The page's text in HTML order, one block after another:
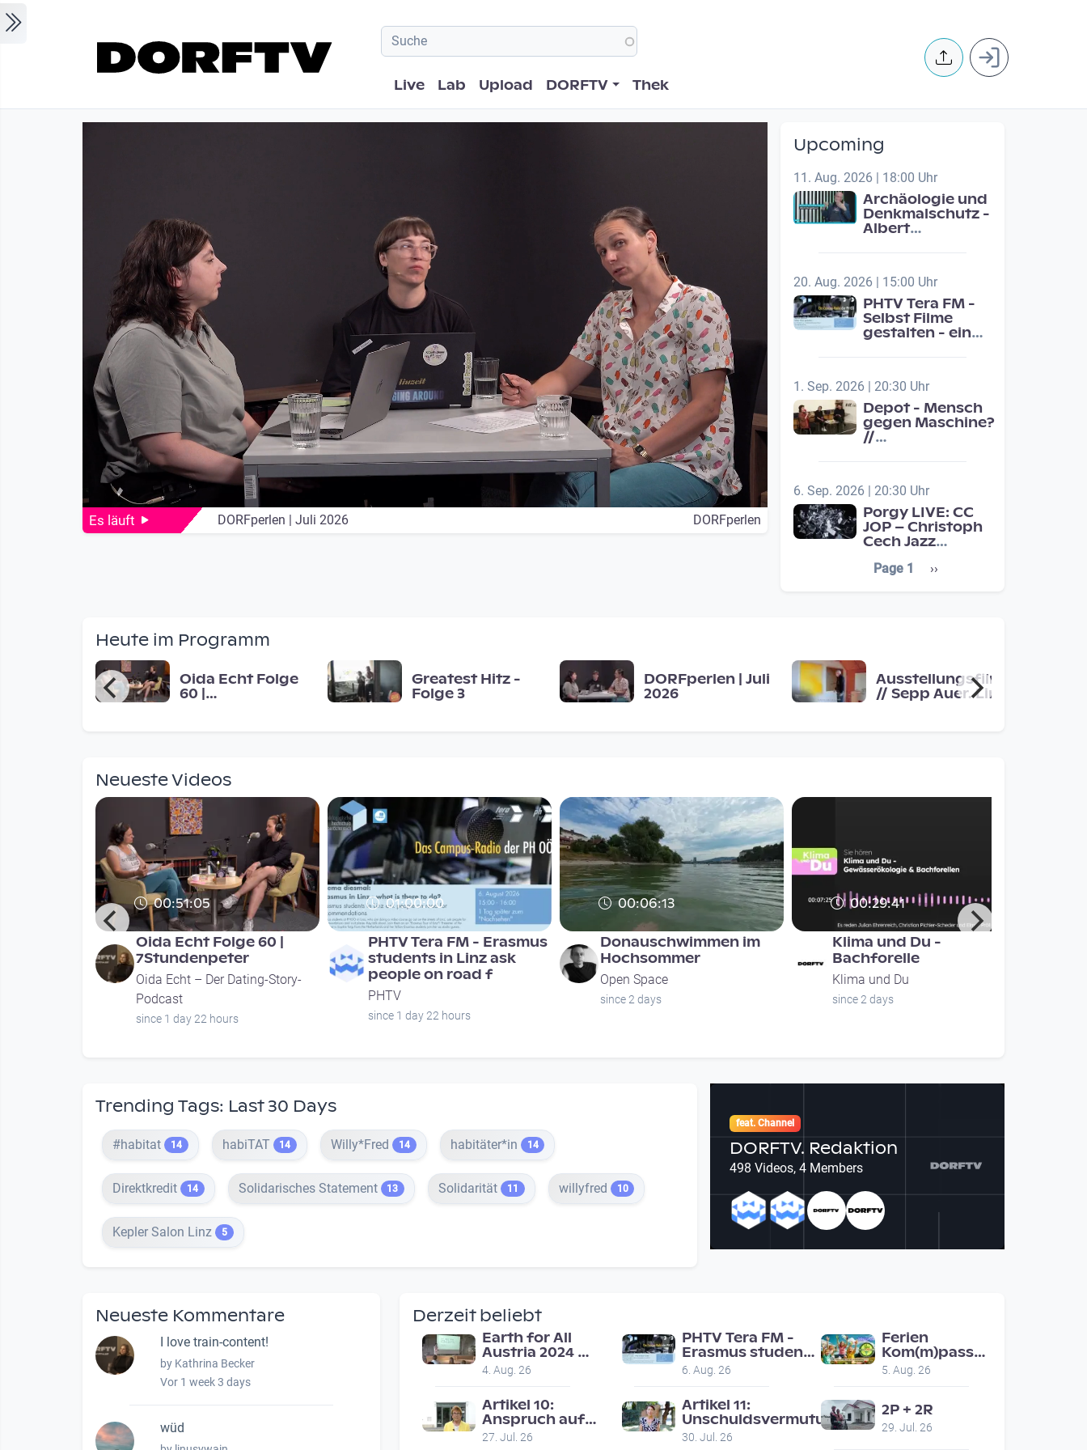
Hauptnavigation
Live Lab Upload DORFTV Thek
User
Es läuft DORFperlen | Juli 2026 DORFperlen
Upcoming
11. Aug. 2026 | 18:00 Uhr
Archäologie und
Denkmalschutz -
Albert
20. Aug. 2026 | 15:00 Uhr
PHTV Tera FM -
Selbst Filme
gestalten - ein
1. Sep. 2026 | 20:30 Uhr
Depot - Mensch
gegen Maschine?
//
6. Sep. 2026 | 20:30 Uhr
Porgy LIVE: CC
JOP – Christoph
Cech Jazz
Project (A)
Seitennummerierung
Page 1 Next page
››
Heute im Programm
Oida Echt Folge
60 |
Greatest Hitz -
Folge 3
DORFperlen | Juli
2026
Ausstellungsfilm
// Sepp Auer. Linie
Neueste Videos
00:51:05
Oida Echt Folge 60 |
7Stundenpeter
Oida Echt – Der Dating-Story-
Podcast
since 1 day 22 hours
01:00:00
PHTV Tera FM - Erasmus
students in Linz ask
people on road f
PHTV
since 1 day 22 hours
00:06:13
Donauschwimmen im
Hochsommer
Open Space
since 2 days
00:29:41
Klima und Du -
Bachforelle
Klima und Du
since 2 days
Trending Tags: Last 30 Days
#habitat 14 habiTAT 14 Willy*Fred 14 habitäter*in 14
Direktkredit 14 Solidarisches Statement 13 Solidarität 11 willyfred 10
Kepler Salon Linz 5
feat. Channel
DORFTV. Redaktion
498 Videos, 4 Members
Neueste Kommentare
I love train-content!
by Kathrina Becker
Vor 1 week 3 days
wüd
Derzeit beliebt
Earth for All
Austria 2024 |
Veranstaltung
am 8.7.2024
4. Aug. 26
PHTV Tera FM -
Erasmus students
in Linz ask people
on road for
recommendations
6. Aug. 26
Ferien
Kom(m)pass
Engerwitzdorf
Bunte
5. Aug. 26
Artikel 10:
Anspruch auf
faires
27. Jul. 26
Artikel 11:
Unschuldsvermutung
30. Jul. 26
2P + 2R
29. Jul. 26